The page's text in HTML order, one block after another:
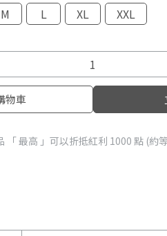
M L XL XXL
物車
「 最高 」可以折抵紅利 1000 點 (約